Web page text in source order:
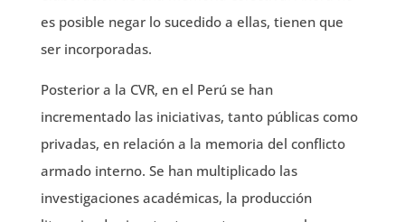
es posible negar lo sucedido a ellas, tienen que
ser incorporadas.
Posterior a la CVR, en el Perú se han
incrementado las iniciativas, tanto públicas como
privadas, en relación a la memoria del conflicto
armado interno. Se han multiplicado las
investigaciones académicas, la producción